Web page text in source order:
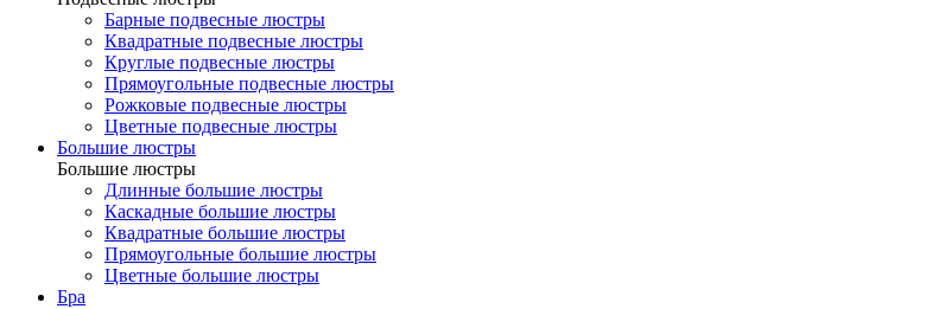
Барные подвесные люстры
Квадратные подвесные люстры
Круглые подвесные люстры
Прямоугольные подвесные люстры
Рожковые подвесные люстры
Цветные подвесные люстры
Большие люстры
Большие люстры
Длинные большие люстры
Каскадные большие люстры
Квадратные большие люстры
Прямоугольные большие люстры
Цветные большие люстры
Бра